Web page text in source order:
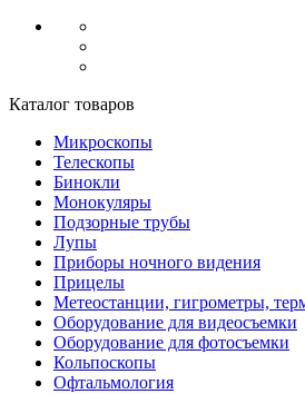
Каталог товаров
Микроскопы
Телескопы
Бинокли
Монокуляры
Подзорные трубы
Лупы
Приборы ночного видения
Прицелы
Метеостанции, гигрометры,
Оборудование для видеосъемки
Оборудование для фотосъемки
Кольпоскопы
Офтальмология